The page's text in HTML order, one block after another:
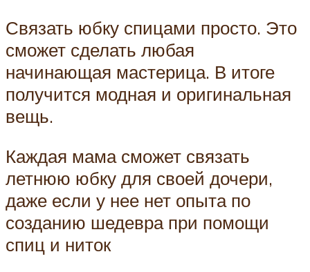
Связать юбку спицами просто. Это
сможет сделать любая
начинающая мастерица. В итоге
получится модная и оригинальная
вещь.
Каждая мама сможет связать
летнюю юбку для своей дочери,
даже если у нее нет опыта по
созданию шедевра при помощи
спиц и ниток